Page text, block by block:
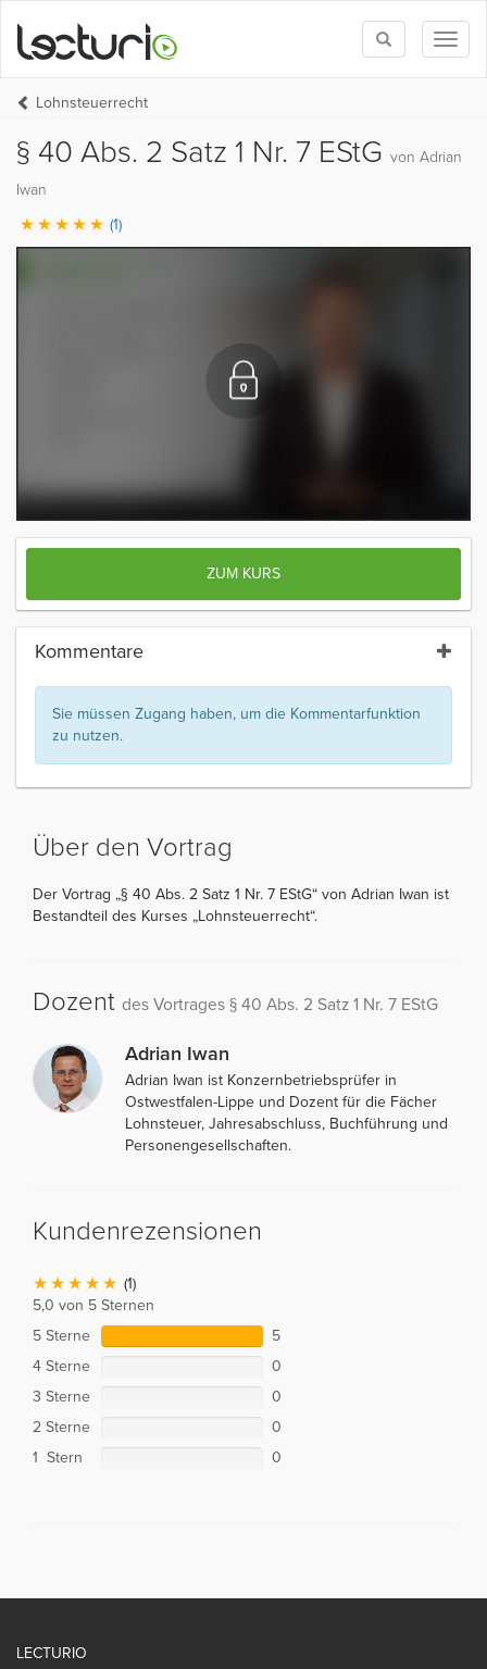
Toggle
search
Lohnsteuerrecht
§ 40 Abs. 2 Satz 1 Nr. 7 EStG von Adrian
Iwan
(1)
ZUM KURS
Kommentare
Sie müssen Zugang haben, um die Kommentarfunktion
zu nutzen.
Über den Vortrag
Der Vortrag „§ 40 Abs. 2 Satz 1 Nr. 7 EStG“ von Adrian Iwan ist
Bestandteil des Kurses „Lohnsteuerrecht“.
Dozent des Vortrages § 40 Abs. 2 Satz 1 Nr. 7 EStG
Adrian Iwan
Adrian Iwan ist Konzernbetriebsprüfer in
Ostwestfalen-Lippe und Dozent für die Fächer
Lohnsteuer, Jahresabschluss, Buchführung und
Personengesellschaften.
Kundenrezensionen
(1)
5,0 von 5 Sternen
5 Sterne
5
4 Sterne
0
3 Sterne
0
2 Sterne
0
1 Stern
0
LECTURIO